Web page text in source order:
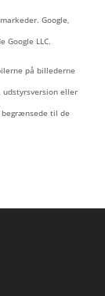
Google,
Google LLC.
på billederne
eller
til de